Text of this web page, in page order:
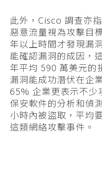
此外，Cisco 調查亦
惡意流量視為攻擊目
年以上時間才發現漏
能確認漏洞的成因，
年平均 590 萬美元的
漏洞能成功潛伏在企
65% 企業更表示不少
保安軟件的分析和偵
小時內被盜取，平均
這類網絡攻擊事件。